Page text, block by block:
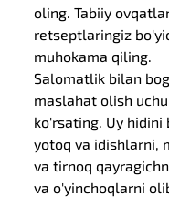
oling. Tabiiy
retseptlaringiz
muhokama qiling.
Salomatlik bilan
maslahat olish
ko'rsating. Uy hidini
yotoq va idishlarni,
va tirnoq
va o'yinchoqlarni